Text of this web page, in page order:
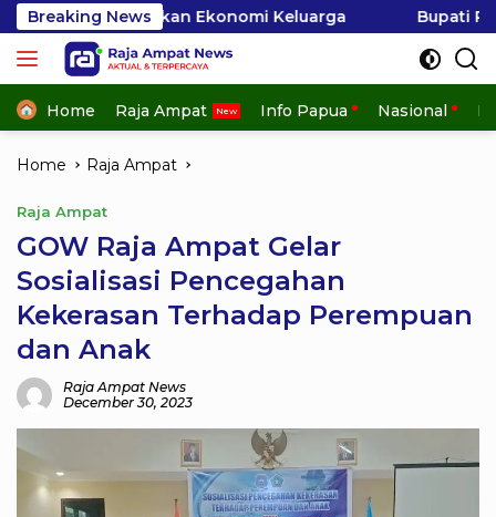
Skip
to
content
Breaking News
Ekonomi Keluarga Bupati Raja Ampat Apresiasi
Home Raja Ampat Info Papua Nasional
Home Raja Ampat
Raja Ampat
GOW Raja Ampat Gelar
Sosialisasi Pencegahan
Kekerasan Terhadap Perempuan
dan Anak
Raja Ampat News
December 30, 2023